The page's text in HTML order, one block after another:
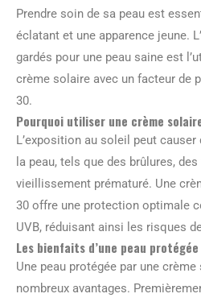
Prendre soin de sa peau est
éclatant et une apparence jeune.
gardés pour une peau saine est
crème solaire avec un facteur de
30.
Pourquoi utiliser une crème
L’exposition au soleil peut
la peau, tels que des brûlures,
vieillissement prématuré. Une
30 offre une protection optimale
UVB, réduisant ainsi les risques
Les bienfaits d’une peau protégée
Une peau protégée par une
nombreux avantages.